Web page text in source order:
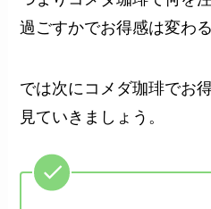
過ごすかでお得感は変わ
では次にコメダ珈琲でお
見ていきましょう。